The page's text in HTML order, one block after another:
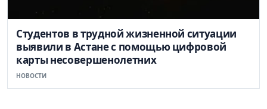
Студентов в трудной жизненной ситуации
выявили в Астане с помощью цифровой
карты несовершенолетних
НОВОСТИ